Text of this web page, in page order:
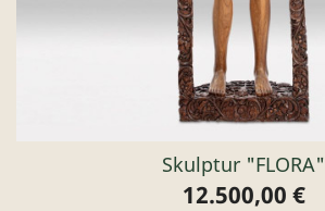
Skulptur "FLORA"
Preis
12.500,00 €